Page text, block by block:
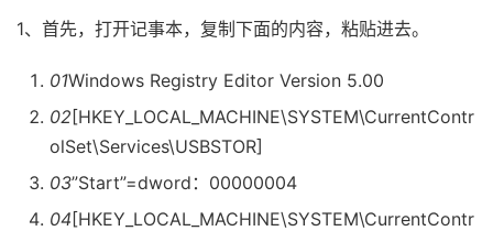
1、首先，打开记事本，复制下面的内容，粘贴进去。
01Windows Registry Editor Version 5.00
02 [HKEY_LOCAL_MACHINE\SYSTEM\CurrentContr
olSet\Services\USBSTOR]
03”Start”=dword：00000004
04 [HKEY_LOCAL_MACHINE\SYSTEM\CurrentContr